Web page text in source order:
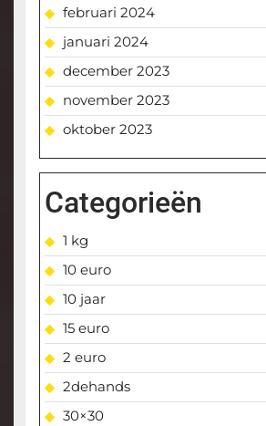
februari 2024
januari 2024
december 2023
november 2023
oktober 2023
Categorieën
1 kg
10 euro
10 jaar
15 euro
2 euro
2dehands
30×30